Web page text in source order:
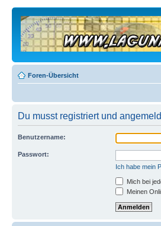
Foren-Übersicht
Du musst registriert und
Benutzername:
Passwort:
Ich habe mein
Mich bei
Meinen